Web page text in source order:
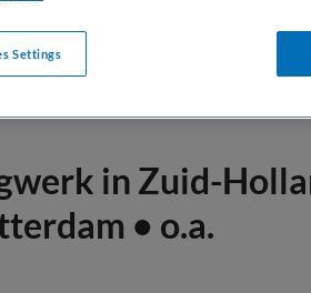
in Zuid-
• o.a.
Settings